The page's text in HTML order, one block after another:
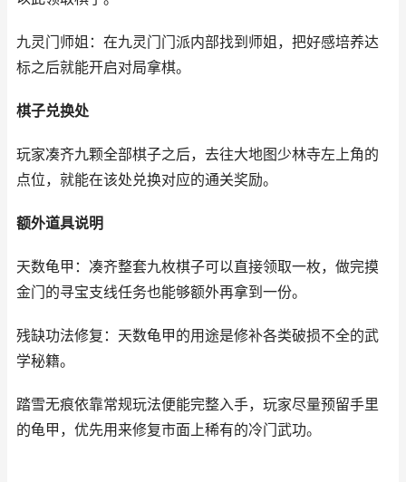
九灵门师姐：在九灵门门派内部找到师姐，把好感培养达
标之后就能开启对局拿棋。
棋子兑换处
玩家凑齐九颗全部棋子之后，去往大地图少林寺左上角的
点位，就能在该处兑换对应的通关奖励。
额外道具说明
天数龟甲：凑齐整套九枚棋子可以直接领取一枚，做完摸
金门的寻宝支线任务也能够额外再拿到一份。
残缺功法修复：天数龟甲的用途是修补各类破损不全的武
学秘籍。
踏雪无痕依靠常规玩法便能完整入手，玩家尽量预留手里
的龟甲，优先用来修复市面上稀有的冷门武功。